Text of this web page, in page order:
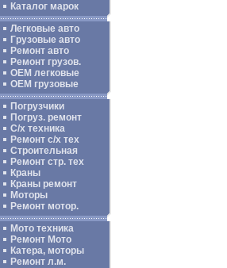
Каталог марок
Легковые авто
Грузовые авто
Ремонт авто
Ремонт грузов.
ОЕМ легковые
OEM грузовые
Погрузчики
Погруз. ремонт
С/х техника
Ремонт с/х тех
Строительная
Ремонт стр. тех
Краны
Краны ремонт
Моторы
Ремонт мотор.
Мото техника
Ремонт Мото
Катера, моторы
Ремонт л.м.